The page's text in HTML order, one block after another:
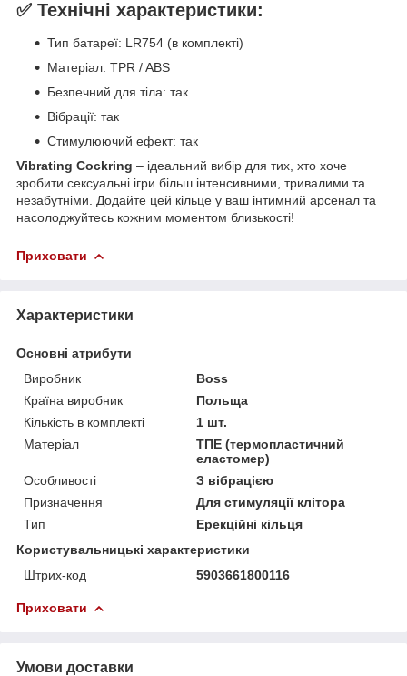
✅ Технічні характеристики:
Тип батареї: LR754 (в комплекті)
Матеріал: TPR / ABS
Безпечний для тіла: так
Вібрації: так
Стимулюючий ефект: так
Vibrating Cockring – ідеальний вибір для тих, хто хоче
зробити сексуальні ігри більш інтенсивними, тривалими та
незабутніми. Додайте цей кільце у ваш інтимний арсенал та
насолоджуйтесь кожним моментом близькості!
Приховати
Характеристики
Основні атрибути
Виробник
Boss
Країна виробник
Польща
Кількість в комплекті
1 шт.
Матеріал
ТПЕ (термопластичний
еластомер)
Особливості
З вібрацією
Призначення
Для стимуляції клітора
Тип
Ерекційні кільця
Користувальницькі характеристики
Штрих-код
5903661800116
Приховати
Умови доставки